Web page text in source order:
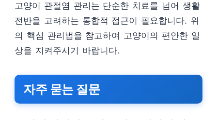
고양이 관절염 관리는 단순한 치료를 넘어 생활
전반을 고려하는 통합적 접근이 필요합니다. 위
의 핵심 관리법을 참고하여 고양이의 편안한 일
상을 지켜주시기 바랍니다.
자주 묻는 질문